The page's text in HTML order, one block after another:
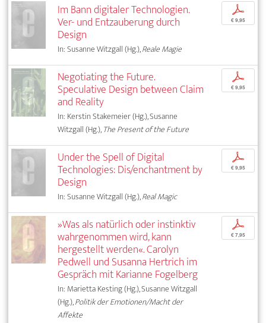
Im Bann digitaler Technologien.
Ver- und Entzauberung durch
Design
In: Susanne Witzgall (Hg.),Reale Magie
p
€ 9,95
Negotiating the Future.
Speculative Design between Claim
and Reality
In: Kerstin Stakemeier (Hg.), Susanne
Witzgall (Hg.),The Present of the Future
p
€ 9,95
Under the Spell of Digital
Technologies: Dis/enchantment by
Design
In: Susanne Witzgall (Hg.),Real Magic
p
€ 9,95
»Was als natürlich oder instinktiv
wahrgenommen wird, kann
hergestellt werden«. Carolyn
Pedwell und Susanna Hertrich im
Gespräch mit Karianne Fogelberg
In: Marietta Kesting (Hg.), Susanne Witzgall
(Hg.),Politik der Emotionen/Macht der
Affekte
p
€ 7,95